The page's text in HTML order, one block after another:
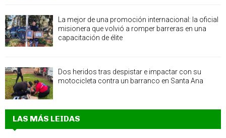
La mejor de una promoción internacional: la oficial
misionera que volvió a romper barreras en una
capacitación de élite
Dos heridos tras despistar e impactar con su
motocicleta contra un barranco en Santa Ana
LAS MÁS LEIDAS